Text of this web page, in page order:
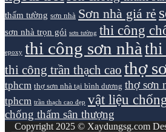
thấm tường sơn nhà Sơn nhà giá rẻ
sơn nhà trọn gói sơn tường thi công
epoxy thi công sơn nhà thi
thi công trần thạch cao thợ
tphcm thợ sơn nhà tại bình dương thợ sơn
tphcm trần thạch cao đẹp vật liệu
chống thấm sân thượng
Copyright 2025 © Xaydungsg.com